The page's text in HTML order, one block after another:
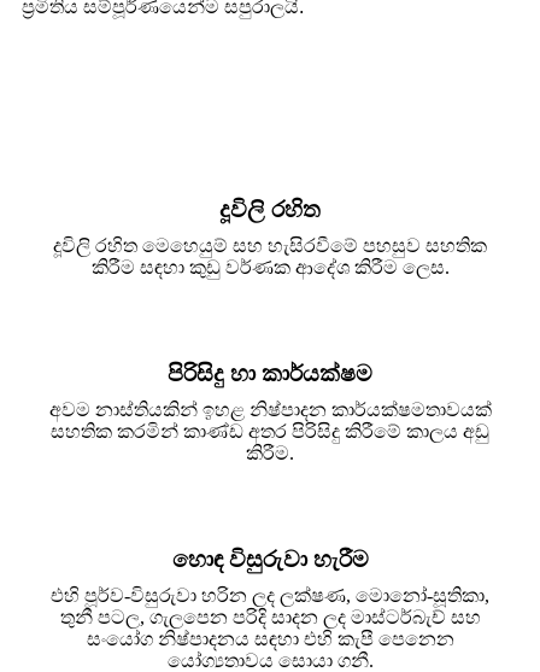
ප්‍රමිතිය සම්පූර්ණයෙන්ම සපුරාලයි.
දූවිලි රහිත
දූවිලි රහිත මෙහෙයුම් සහ හැසිරවීමේ පහසුව සහතික
කිරීම සඳහා කුඩු වර්ණක ආදේශ කිරීම ලෙස.
පිරිසිදු හා කාර්යක්ෂම
අවම නාස්තියකින් ඉහළ නිෂ්පාදන කාර්යක්ෂමතාවයක්
සහතික කරමින් කාණ්ඩ අතර පිරිසිදු කිරීමේ කාලය අඩු
කිරීම.
හොඳ විසුරුවා හැරීම
එහි පූර්ව-විසුරුවා හරින ලද ලක්ෂණ, මොනෝ-සූතිකා,
තුනී පටල, ගැලපෙන පරිදි සාදන ලද මාස්ටර්බැච් සහ
සංයෝග නිෂ්පාදනය සඳහා එහි කැපී පෙනෙන
යෝග්‍යතාවය සොයා ගනී.